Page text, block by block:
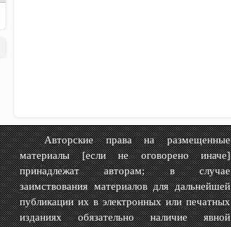
Авторские права на размещенные
материалы [если не оговорено иначе]
принадлежат авторам; в случае
заимствования материалов для дальнейшей
публикации их в электронных или печатных
изданиях обязательно наличие явной